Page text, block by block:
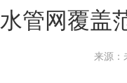
水管网覆盖
来源：